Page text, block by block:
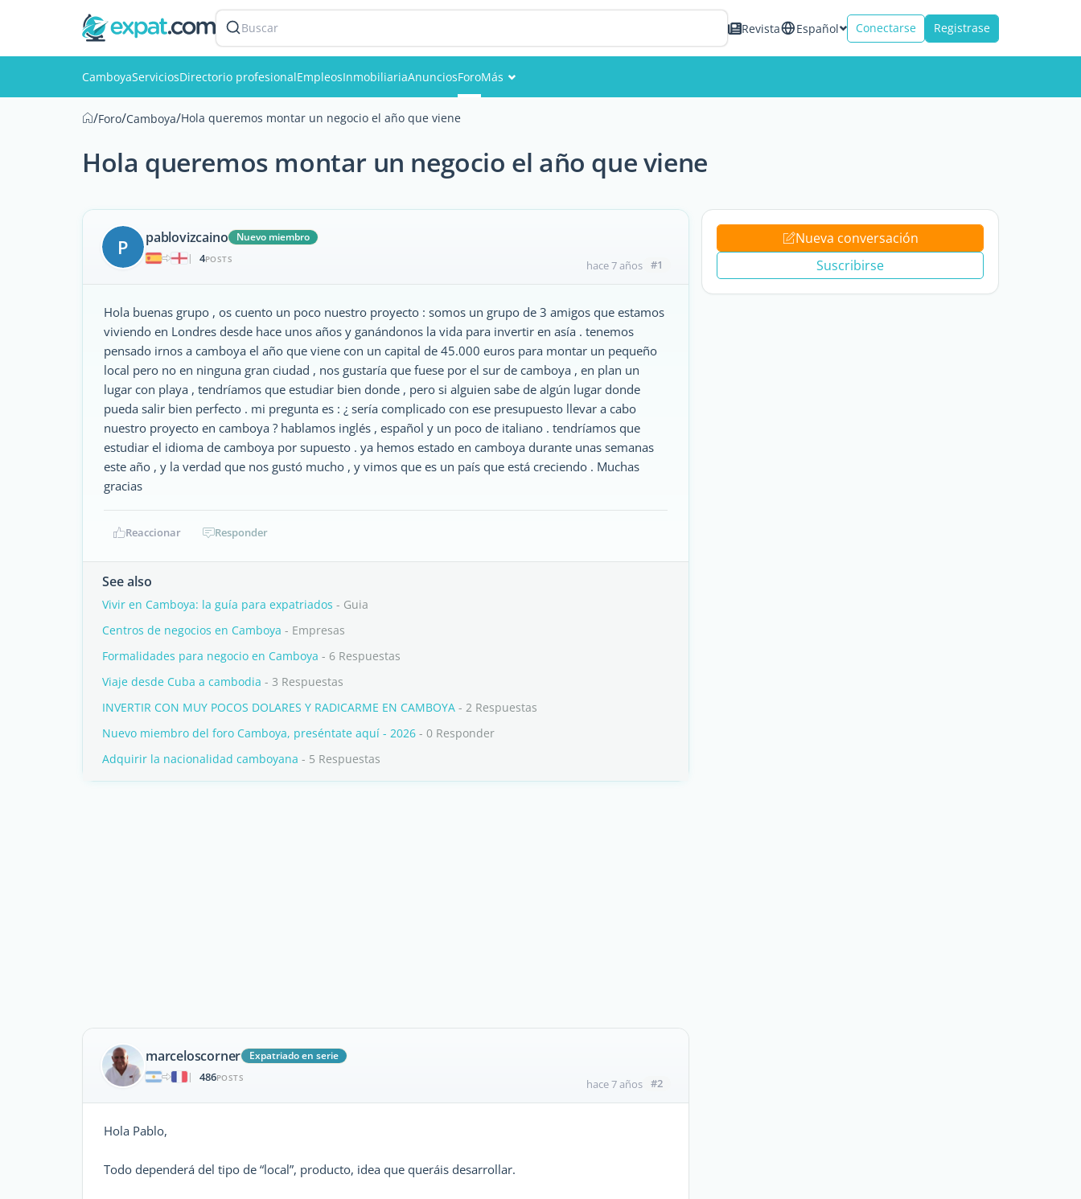
Buscar Revista Español Conectarse Registrase
CamboyaServiciosDirectorio profesionalEmpleosInmobiliariaAnunciosForoMás
Miembros
/Foro/Camboya/Hola queremos montar un negocio el año que viene
Hola queremos montar un negocio el año que viene
P pablovizcaino
Nuevo miembro
|
4POSTS hace 7 años #1
Hola buenas grupo , os cuento un poco nuestro proyecto : somos un grupo de 3 amigos que estamos
viviendo en Londres desde hace unos años y ganándonos la vida para invertir en asía . tenemos
pensado irnos a camboya el año que viene con un capital de 45.000 euros para montar un pequeño
local pero no en ninguna gran ciudad , nos gustaría que fuese por el sur de camboya , en plan un
lugar con playa , tendríamos que estudiar bien donde , pero si alguien sabe de algún lugar donde
pueda salir bien perfecto . mi pregunta es : ¿ sería complicado con ese presupuesto llevar a cabo
nuestro proyecto en camboya ? hablamos inglés , español y un poco de italiano . tendríamos que
estudiar el idioma de camboya por supuesto . ya hemos estado en camboya durante unas semanas
este año , y la verdad que nos gustó mucho , y vimos que es un país que está creciendo . Muchas
gracias
Reaccionar Responder
See also
Vivir en Camboya: la guía para expatriados - Guia
Centros de negocios en Camboya - Empresas
Formalidades para negocio en Camboya - 6 Respuestas
Viaje desde Cuba a cambodia - 3 Respuestas
INVERTIR CON MUY POCOS DOLARES Y RADICARME EN CAMBOYA - 2 Respuestas
Nuevo miembro del foro Camboya, preséntate aquí - 2026 - 0 Responder
Adquirir la nacionalidad camboyana - 5 Respuestas
marceloscorner
Expatriado en serie
|
486POSTS hace 7 años #2
Hola Pablo,
Todo dependerá del tipo de “local”, producto, idea que queráis desarrollar.
Nueva conversación
Suscribirse